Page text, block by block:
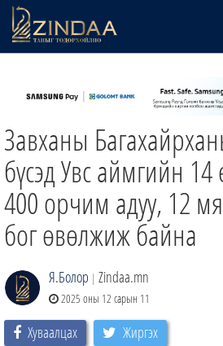
ТВ8
ӨГЛӨӨНИЙ СОНИН
АУДИО ЗОХИОЛ
ЗИНДАА СЭТГҮҮЛ
Завханы
бүсэд Увс аймгийн
400 орчим адуу, 12
бог өвөлжиж байна
Я.Болор | Zindaa.mn
2025 оны 12 сарын 11
Хуваалцах Жиргэх